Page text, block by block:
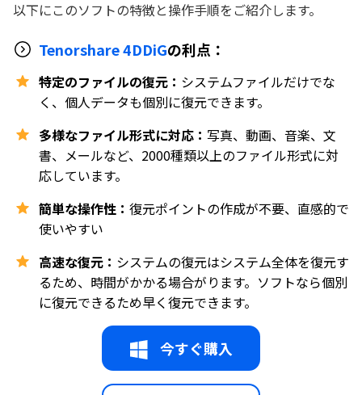
以下にこのソフトの特徴と操作手順をご紹介します。
Tenorshare 4DDiGの利点：
特定のファイルの復元： システムファイルだけでな
く、個人データも個別に復元できます。
多様なファイル形式に対応： 写真、動画、音楽、文
書、メールなど、2000種類以上のファイル形式に対
応しています。
簡単な操作性： 復元ポイントの作成が不要、直感的で
使いやすい
高速な復元： システムの復元はシステム全体を復元す
るため、時間がかかる場合がります。ソフトなら個別
に復元できるため早く復元できます。
今すぐ購入